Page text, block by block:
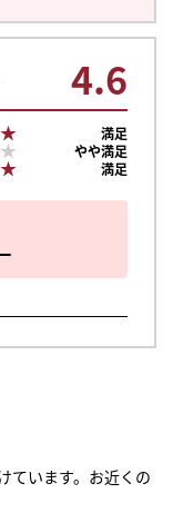
4.6
満足
やや満足
満足
ています。お近くの